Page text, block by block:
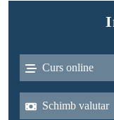
Curs online
Schimb valutar